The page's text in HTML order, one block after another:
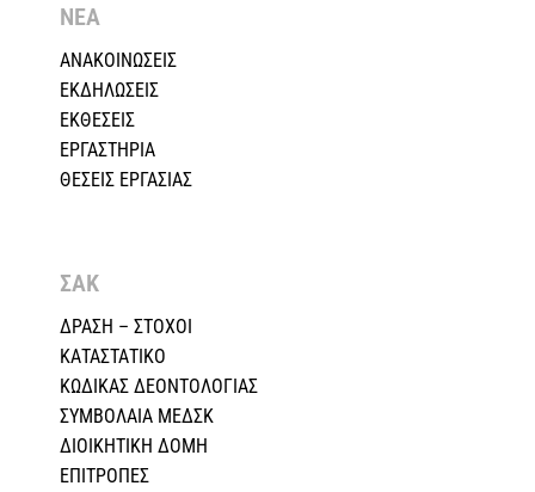
ΝΕΑ
ΑΝΑΚΟΙΝΩΣΕΙΣ
ΕΚΔΗΛΩΣΕΙΣ
ΕΚΘΕΣΕΙΣ
ΕΡΓΑΣΤΗΡΙΑ
ΘΕΣΕΙΣ ΕΡΓΑΣΙΑΣ
ΣΑΚ
ΔΡΑΣΗ – ΣΤΟΧΟΙ
ΚΑΤΑΣΤΑΤΙΚΟ
ΚΩΔΙΚΑΣ ΔΕΟΝΤΟΛΟΓΙΑΣ
ΣΥΜΒΟΛΑΙΑ ΜΕΔΣΚ
ΔΙΟΙΚΗΤΙΚΗ ΔΟΜΗ
ΕΠΙΤΡΟΠΕΣ